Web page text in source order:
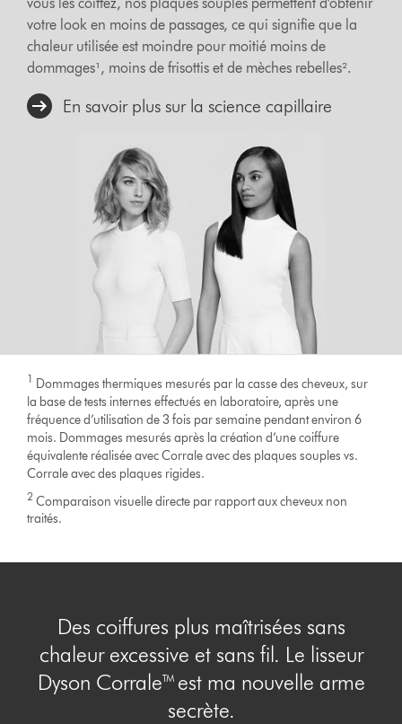
votre look en moins de passages, ce qui signifie que la
chaleur utilisée est moindre pour moitié moins de
dommages¹, moins de frisottis et de mèches rebelles².
En savoir plus sur la science capillaire
1 Dommages thermiques mesurés par la casse des cheveux, sur
la base de tests internes effectués en laboratoire, après une
fréquence d’utilisation de 3 fois par semaine pendant environ 6
mois. Dommages mesurés après la création d’une coiffure
équivalente réalisée avec Corrale avec des plaques souples vs.
Corrale avec des plaques rigides.
2 Comparaison visuelle directe par rapport aux cheveux non
traités.
Des coiffures plus maîtrisées sans
chaleur excessive et sans fil. Le lisseur
Dyson Corrale™ est ma nouvelle arme
secrète.